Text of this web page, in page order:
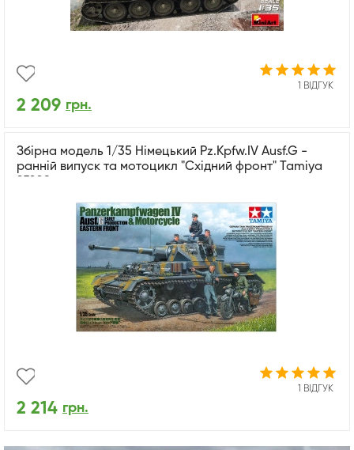
1 ВІДГУК
2 209 грн.
Збірна модель 1/35 Німецький Pz.Kpfw.IV Ausf.G -
ранній випуск та мотоцикл "Східний фронт" Tamiya
1 ВІДГУК
2 214 грн.